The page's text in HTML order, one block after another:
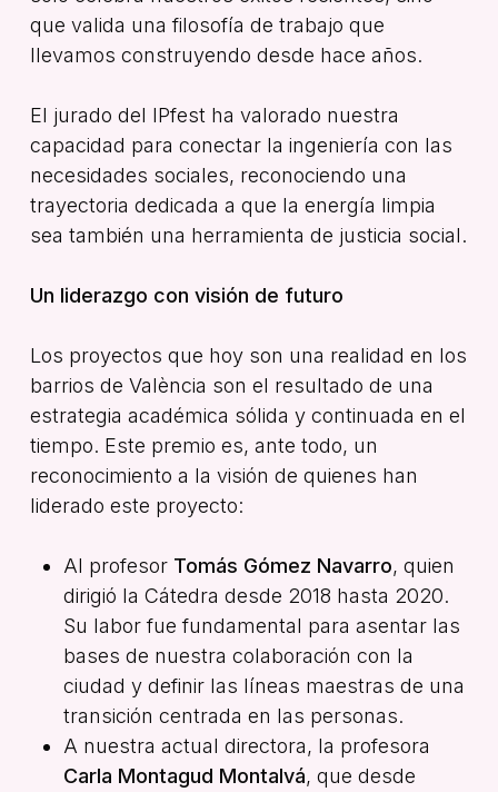
que valida una filosofía de trabajo que
llevamos construyendo desde hace años.
El jurado del IPfest ha valorado nuestra
capacidad para conectar la ingeniería con las
necesidades sociales, reconociendo una
trayectoria dedicada a que la energía limpia
sea también una herramienta de justicia social.
Un liderazgo con visión de futuro
Los proyectos que hoy son una realidad en los
barrios de València son el resultado de una
estrategia académica sólida y continuada en el
tiempo. Este premio es, ante todo, un
reconocimiento a la visión de quienes han
liderado este proyecto:
Al profesor Tomás Gómez Navarro, quien
dirigió la Cátedra desde 2018 hasta 2020.
Su labor fue fundamental para asentar las
bases de nuestra colaboración con la
ciudad y definir las líneas maestras de una
transición centrada en las personas.
A nuestra actual directora, la profesora
Carla Montagud Montalvá, que desde